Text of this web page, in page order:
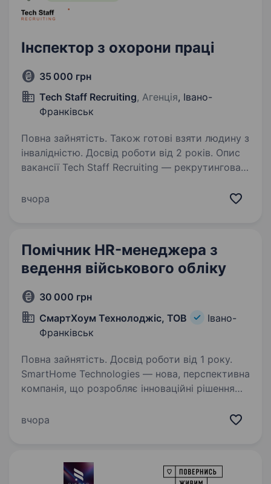
Інспектор з охорони праці
35 000 грн
Tech Staff Recruiting, Агенція, Івано-
Франківськ
Повна зайнятість. Також готові взяти людину з
інвалідністю. Досвід роботи від 2 років. Опис
вакансії Tech Staff Recruiting — рекрутингова
супроводжуємо підбір персоналу від
вчора
Помічник HR-менеджера з
ведення військового обліку
30 000 грн
СмартХоум Технолоджіс, ТОВ
Івано-
Франківськ
Повна зайнятість. Досвід роботи від 1 року.
SmartHome Technologies — нова, перспективна
компанія, що розробляє інноваційні рішення
створенням систем для розумних будинків,
вчора